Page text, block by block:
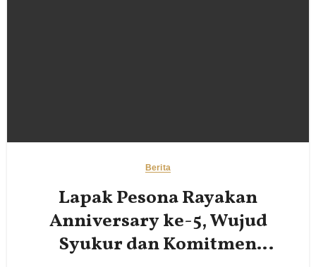
Berita
Lapak Pesona Rayakan
Anniversary ke-5, Wujud
Syukur dan Komitmen